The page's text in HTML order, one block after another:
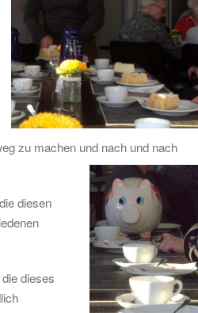
zu machen und nach und nach
diesen
dieses